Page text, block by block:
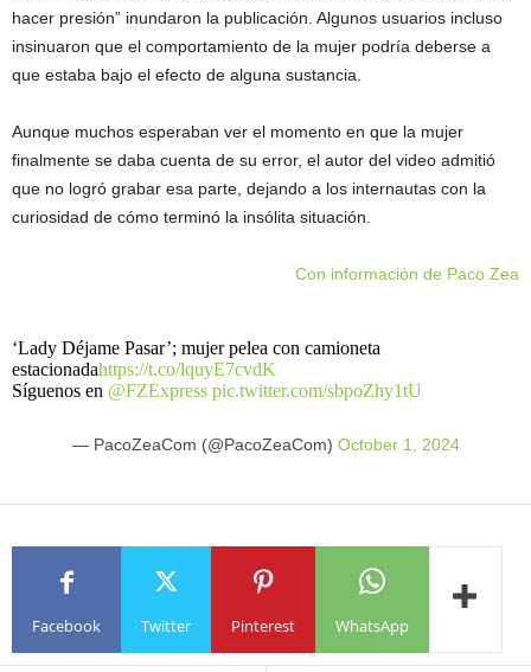
hacer presión” inundaron la publicación. Algunos usuarios incluso
insinuaron que el comportamiento de la mujer podría deberse a
que estaba bajo el efecto de alguna sustancia.
Aunque muchos esperaban ver el momento en que la mujer
finalmente se daba cuenta de su error, el autor del video admitió
que no logró grabar esa parte, dejando a los internautas con la
curiosidad de cómo terminó la insólita situación.
Con información de Paco Zea
‘Lady Déjame Pasar’; mujer pelea con camioneta
estacionadahttps://t.co/lquyE7cvdK
Síguenos en @FZExpress pic.twitter.com/sbpoZhy1tU
— PacoZeaCom (@PacoZeaCom) October 1, 2024
Facebook Twitter Pinterest WhatsApp